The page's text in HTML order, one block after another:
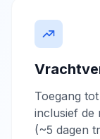
Toegang
inclusief de
(~5 dagen